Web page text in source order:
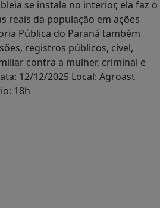
se instala no interior, ela faz o
reais da população em ações
Pública do Paraná também
registros públicos, cível,
contra a mulher, criminal e
12/12/2025 Local: Agroast
18h